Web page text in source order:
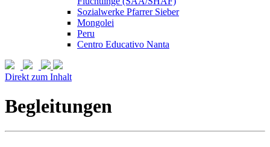
Sozialwerke Pfarrer Sieber
Mongolei
Peru
Centro Educativo Nanta
Direkt zum Inhalt
Begleitungen